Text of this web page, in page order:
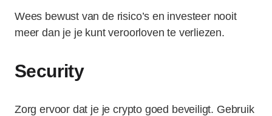
Wees bewust van de risico’s en investeer nooit
meer dan je je kunt veroorloven te verliezen.
Security
Zorg ervoor dat je je crypto goed beveiligt. Gebruik